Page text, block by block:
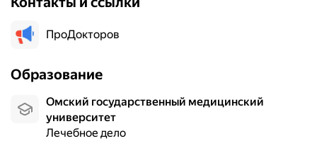
ПроДокторов
Образование
Омский государственный медицинский
университет
Лечебное дело